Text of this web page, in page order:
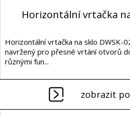
Horizontální vrtačka
Horizontální vrtačka na sklo DWSK-
navržený pro přesné vrtání otvorů
různými fun...
zobrazit